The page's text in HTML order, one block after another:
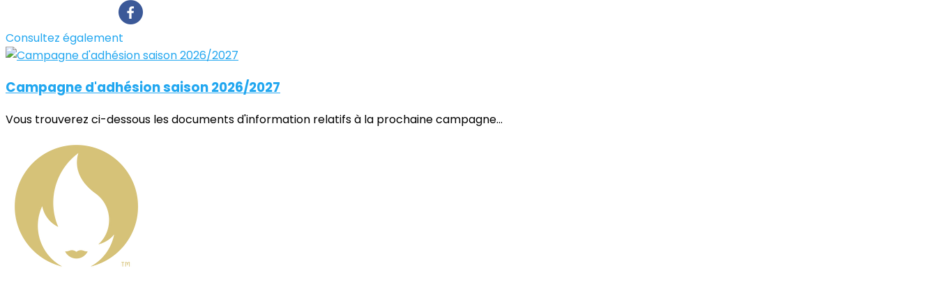
Consultez également
Campagne d'adhésion saison 2026/2027
Vous trouverez ci-dessous les documents d'information relatifs à la prochaine campagne...